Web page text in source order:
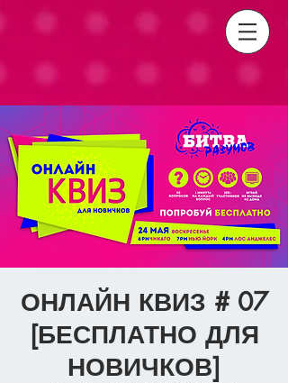
ОНЛАЙН КВИЗ # 07
[БЕСПЛАТНО ДЛЯ
НОВИЧКОВ]